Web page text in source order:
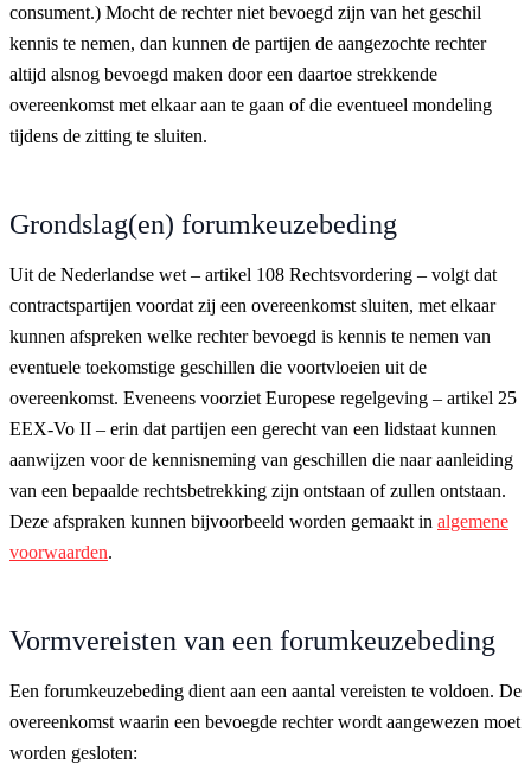
consument.) Mocht de rechter niet bevoegd zijn van het geschil
kennis te nemen, dan kunnen de partijen de aangezochte rechter
altijd alsnog bevoegd maken door een daartoe strekkende
overeenkomst met elkaar aan te gaan of die eventueel mondeling
tijdens de zitting te sluiten.
Grondslag(en) forumkeuzebeding
Uit de Nederlandse wet – artikel 108 Rechtsvordering – volgt dat
contractspartijen voordat zij een overeenkomst sluiten, met elkaar
kunnen afspreken welke rechter bevoegd is kennis te nemen van
eventuele toekomstige geschillen die voortvloeien uit de
overeenkomst. Eveneens voorziet Europese regelgeving – artikel 25
EEX-Vo II – erin dat partijen een gerecht van een lidstaat kunnen
aanwijzen voor de kennisneming van geschillen die naar aanleiding
van een bepaalde rechtsbetrekking zijn ontstaan of zullen ontstaan.
Deze afspraken kunnen bijvoorbeeld worden gemaakt in algemene
voorwaarden.
Vormvereisten van een forumkeuzebeding
Een forumkeuzebeding dient aan een aantal vereisten te voldoen. De
overeenkomst waarin een bevoegde rechter wordt aangewezen moet
worden gesloten: